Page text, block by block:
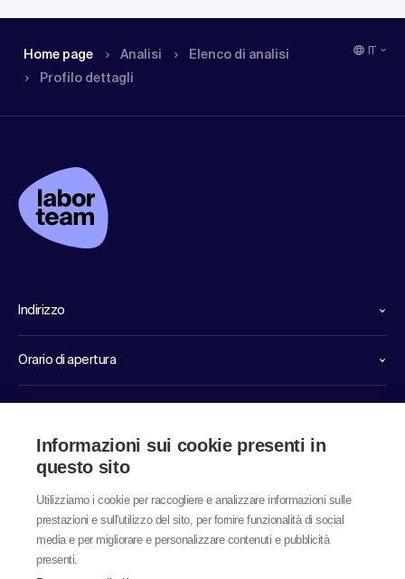
Home page Analisi
Elenco di analisi
Profilo dettagli
Indirizzo
Orario di apertura
Informazioni sui cookie presenti in
questo sito
Utilizziamo i cookie per raccogliere e analizzare informazioni sulle
prestazioni e sull'utilizzo del sito, per fornire funzionalità di social
media e per migliorare e personalizzare contenuti e pubblicità
presenti.